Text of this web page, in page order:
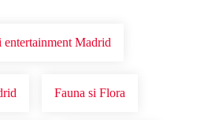
Madrid
Fauna si Flora